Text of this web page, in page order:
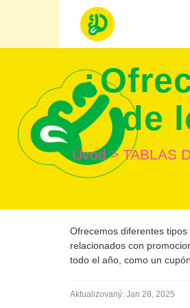
de
Úvod > TABLAS
Ofrecemos diferentes
relacionados con
todo el año, como un
Aktualizovaný: Jan 28, 2025